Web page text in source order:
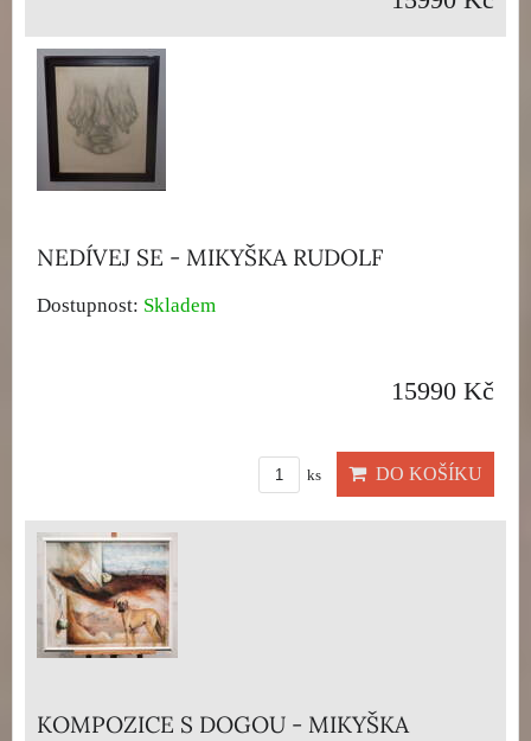
NEDÍVEJ SE - MIKYŠKA RUDOLF
Dostupnost: Skladem
15990 Kč
ks DO KOŠÍKU
KOMPOZICE S DOGOU - MIKYŠKA